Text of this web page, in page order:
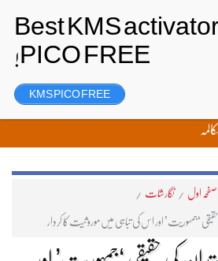
رجسٹر
صفحہ اول / نگارشات /
‘جمہوریت’ اور اس کی تباہی میں موروثیت کا کردار
KMS PICO FREE